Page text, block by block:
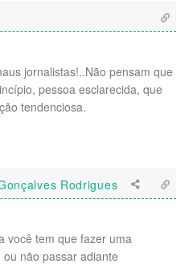
jornalistas!..Não pensam que
pessoa esclarecida, que
tendenciosa.
Rodrigues
você tem que fazer uma
não passar adiante